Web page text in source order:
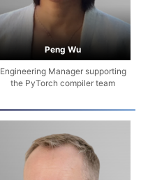
Peng Wu
Engineering Manager supporting
the PyTorch compiler team